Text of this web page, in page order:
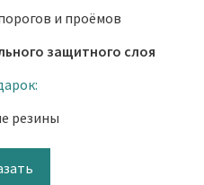
и проёмов
защитного слоя
резины